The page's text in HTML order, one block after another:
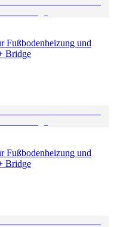
Fußbodenheizung und
Bridge
Fußbodenheizung und
Bridge